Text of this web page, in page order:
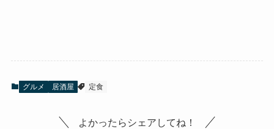
グルメ 居酒屋 定食
よかったらシェアしてね！